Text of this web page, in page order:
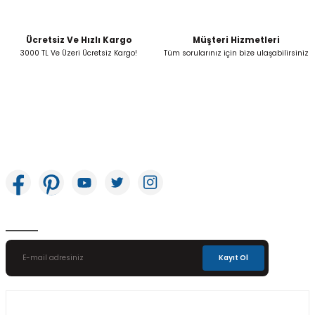
Gönder
Ücretsiz Ve Hızlı Kargo
3000 TL Ve Üzeri Ücretsiz Kargo!
Müşteri Hizmetleri
Tüm sorularınız için bize ulaşabilirsiniz
Kayıt Ol